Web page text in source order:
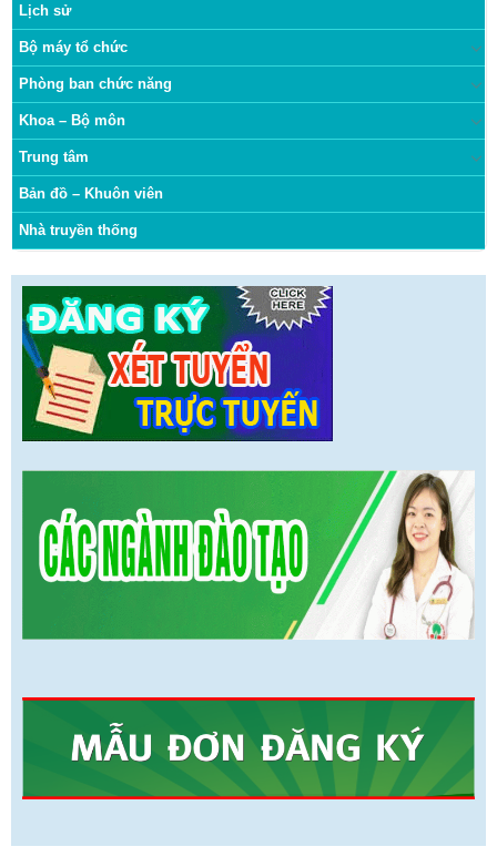
Lịch sử
Bộ máy tổ chức
Phòng ban chức năng
Khoa – Bộ môn
Trung tâm
Bản đồ – Khuôn viên
Nhà truyền thống